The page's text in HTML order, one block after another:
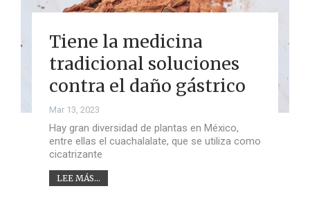
Tiene la medicina
tradicional soluciones
contra el daño gástrico
Mar 13, 2023
Hay gran diversidad de plantas en México,
entre ellas el cuachalalate, que se utiliza como
cicatrizante
LEE MÁS...